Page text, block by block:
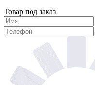
Товар под заказ